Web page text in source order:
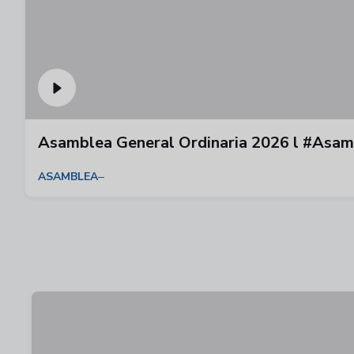
Asamblea General Ordinaria 2026 l
ASAMBLEA